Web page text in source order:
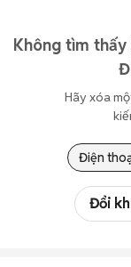
Không tìm
Hãy xóa
Điện
Đổi